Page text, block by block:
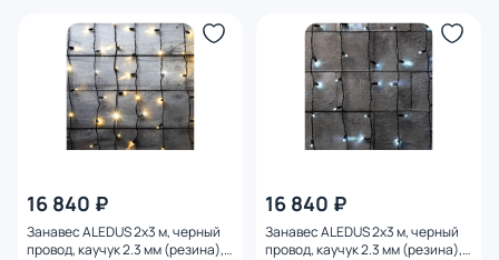
16 840 ₽
Занавес ALEDUS 2x3 м, черный
провод, каучук 2.3 мм (резина),
16 840 ₽
Занавес ALEDUS 2x3 м, черный
провод, каучук 2.3 мм (резина),